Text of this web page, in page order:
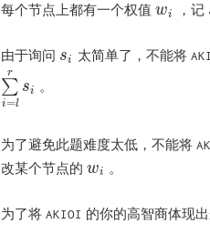
每个节点上都有一个权值wi ，记
由于询问 si 太简单了，不能将
∑
i=l
r
si 。
为了避免此题难度太低，不能将
改某个节点的wi 。
为了将AKIOI 的你的高智商体现